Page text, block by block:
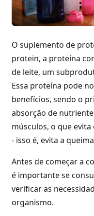
O suplemento de
protein, a proteína
de leite, um
Essa proteína pode
benefícios, sendo o
absorção de
músculos, o que
- isso é, evita a
Antes de começar a
é importante se
verificar as
organismo.